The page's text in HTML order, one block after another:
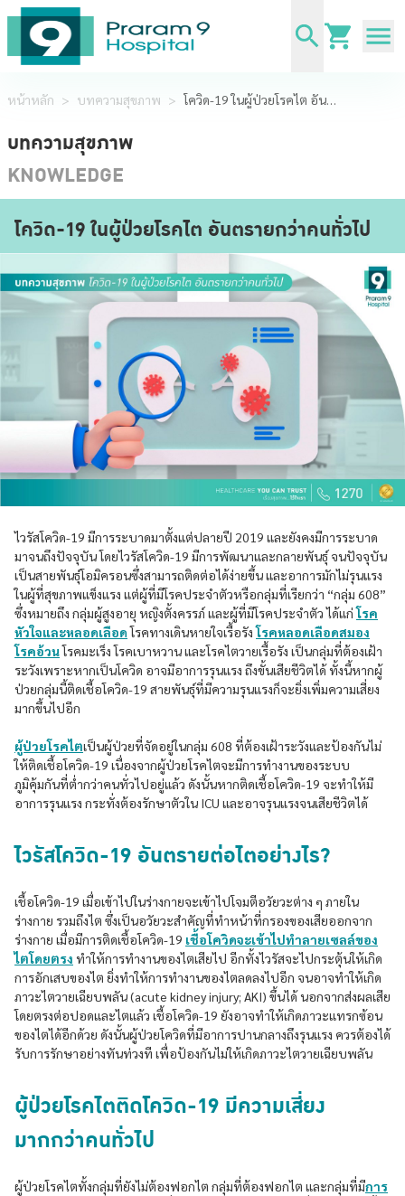
หน้าหลัก > บทความสุขภาพ > โควิด-19 ในผู้ป่วยโรคไต อันตรายกว่าคนทั่วไป
บทความสุขภาพ
KNOWLEDGE
โควิด-19 ในผู้ป่วยโรคไต อันตรายกว่าคนทั่วไป
ไวรัสโควิด-19 มีการระบาดมาตั้งแต่ปลายปี 2019 และยังคงมีการระบาด
มาจนถึงปัจจุบัน โดยไวรัสโควิด-19 มีการพัฒนาและกลายพันธุ์ จนปัจจุบัน
เป็นสายพันธุ์โอมิครอนซึ่งสามารถติดต่อได้ง่ายขึ้น และอาการมักไม่รุนแรง
ในผู้ที่สุขภาพแข็งแรง แต่ผู้ที่มีโรคประจำตัวหรือกลุ่มที่เรียกว่า “กลุ่ม 608”
ซึ่งหมายถึง กลุ่มผู้สูงอายุ หญิงตั้งครรภ์ และผู้ที่มีโรคประจำตัว ได้แก่โรค
หัวใจและหลอดเลือดโรคทางเดินหายใจเรื้อรังโรคหลอดเลือดสมอง
โรคอ้วนโรคมะเร็ง โรคเบาหวาน และโรคไตวายเรื้อรัง เป็นกลุ่มที่ต้องเฝ้า
ระวังเพราะหากเป็นโควิด อาจมีอาการรุนแรง ถึงขั้นเสียชีวิตได้ ทั้งนี้หากผู้
ป่วยกลุ่มนี้ติดเชื้อโควิด-19 สายพันธุ์ที่มีความรุนแรงก็จะยิ่งเพิ่มความเสี่ยง
มากขึ้นไปอีก
ผู้ป่วยโรคไตเป็นผู้ป่วยที่จัดอยู่ในกลุ่ม 608 ที่ต้องเฝ้าระวังและป้องกันไม่
ให้ติดเชื้อโควิด-19 เนื่องจากผู้ป่วยโรคไตจะมีการทำงานของระบบ
ภูมิคุ้มกันที่ต่ำกว่าคนทั่วไปอยู่แล้ว ดังนั้นหากติดเชื้อโควิด-19 จะทำให้มี
อาการรุนแรง กระทั่งต้องรักษาตัวใน ICU และอาจรุนแรงจนเสียชีวิตได้
ไวรัสโควิด-19 อันตรายต่อไตอย่างไร?
เชื้อโควิด-19 เมื่อเข้าไปในร่างกายจะเข้าไปโจมตีอวัยวะต่าง ๆ ภายใน
ร่างกาย รวมถึงไต ซึ่งเป็นอวัยวะสำคัญที่ทำหน้าที่กรองของเสียออกจาก
ร่างกาย เมื่อมีการติดเชื้อโควิด-19 เชื้อโควิดจะเข้าไปทำลายเซลล์ของ
ไตโดยตรง ทำให้การทำงานของไตเสียไป อีกทั้งไวรัสจะไปกระตุ้นให้เกิด
การอักเสบของไต ยิ่งทำให้การทำงานของไตลดลงไปอีก จนอาจทำให้เกิด
ภาวะไตวายเฉียบพลัน (acute kidney injury; AKI) ขึ้นได้ นอกจากส่งผลเสีย
โดยตรงต่อปอดและไตแล้ว เชื้อโควิด-19 ยังอาจทำให้เกิดภาวะแทรกซ้อน
ของไตได้อีกด้วย ดังนั้นผู้ป่วยโควิดที่มีอาการปานกลางถึงรุนแรง ควรต้องได้
รับการรักษาอย่างทันท่วงที เพื่อป้องกันไม่ให้เกิดภาวะไตวายเฉียบพลัน
ผู้ป่วยโรคไตติดโควิด-19 มีความเสี่ยง
มากกว่าคนทั่วไป
ผู้ป่วยโรคไตทั้งกลุ่มที่ยังไม่ต้องฟอกไต กลุ่มที่ต้องฟอกไต และกลุ่มที่มีการ